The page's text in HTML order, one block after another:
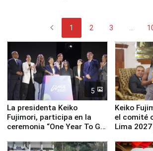
chevron_left 1 2 3
5
La presidenta Keiko
Fujimori, participa en la
ceremonia “One Year To Go
Keiko
el comité
Lima